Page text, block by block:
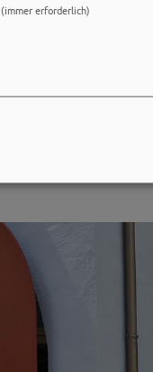
(immer erforderlich)